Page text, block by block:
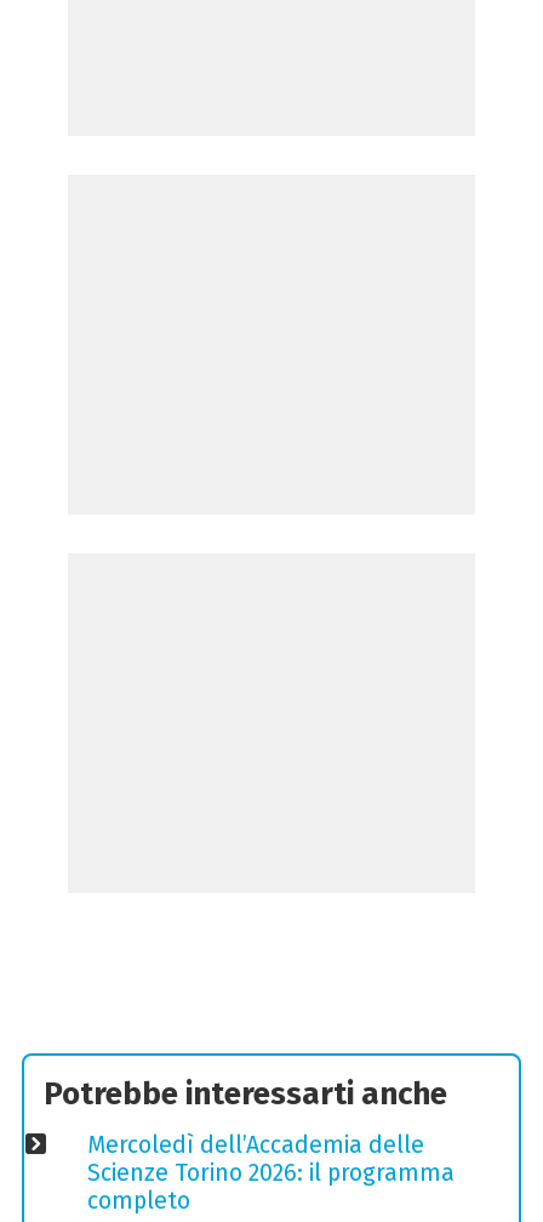
Potrebbe interessarti anche
Mercoledì dell’Accademia delle
Scienze Torino 2026: il programma
completo